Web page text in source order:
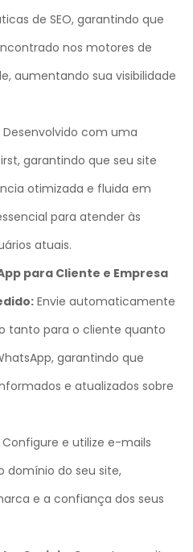
de SEO, garantindo que
nos motores de
aumentando sua visibilidade
Desenvolvido com uma
garantindo que seu site
otimizada e fluida em
para atender às
atuais.
para Cliente e Empresa
Envie automaticamente
tanto para o cliente quanto
garantindo que
e atualizados sobre
Configure e utilize e-mails
domínio do seu site,
e a confiança dos seus